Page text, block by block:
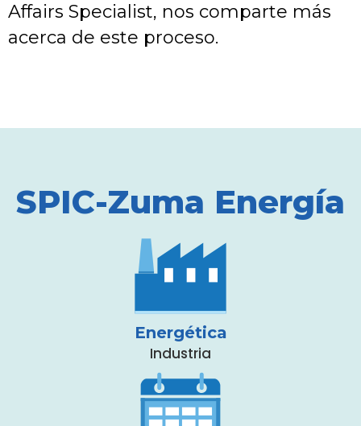
Affairs Specialist, nos comparte más
acerca de este proceso.
SPIC-Zuma Energía
Energética
Industria